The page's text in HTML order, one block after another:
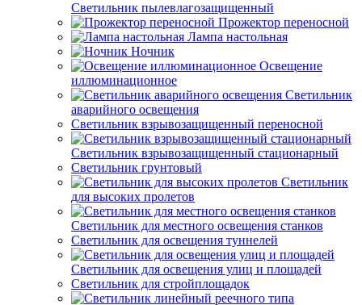
Светильник пылевлагозащищенный
Прожектор переносной
Лампа настольная
Ночник
Освещение
иллюминационное
Светильник
аварийного освещения
Светильник взрывозащищенный переносной
Светильник взрывозащищенный стационарный
Светильник грунтовый
Светильник
для высоких пролетов
Светильник для местного освещения станков
Светильник для освещения туннелей
Светильник для освещения улиц и площадей
Светильник для стройплощадок